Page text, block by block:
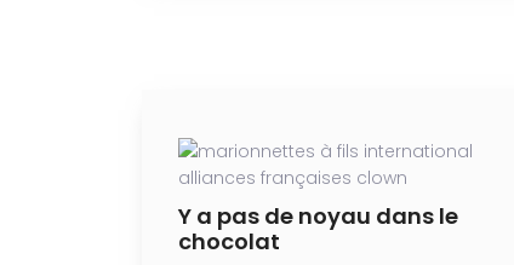
Y a pas de noyau dans le
chocolat